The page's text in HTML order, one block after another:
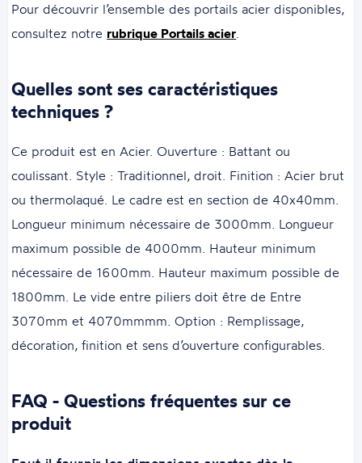
Pour découvrir l’ensemble des portails acier disponibles,
consultez notre rubrique Portails acier.
Quelles sont ses caractéristiques
techniques ?
Ce produit est en Acier. Ouverture : Battant ou
coulissant. Style : Traditionnel, droit. Finition : Acier brut
ou thermolaqué. Le cadre est en section de 40x40mm.
Longueur minimum nécessaire de 3000mm. Longueur
maximum possible de 4000mm. Hauteur minimum
nécessaire de 1600mm. Hauteur maximum possible de
1800mm. Le vide entre piliers doit être de Entre
3070mm et 4070mmmm. Option : Remplissage,
décoration, finition et sens d’ouverture configurables.
FAQ - Questions fréquentes sur ce
produit